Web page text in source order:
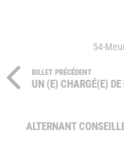
54-
BILLET PRÉCÉDENT
UN (E) CHARGÉ(E)
ALTERNANT